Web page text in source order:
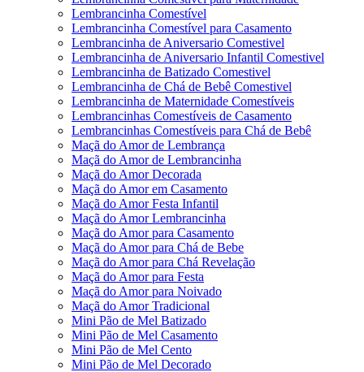
Lembrancinha Comestível
Lembrancinha Comestível para Casamento
Lembrancinha de Aniversario Comestivel
Lembrancinha de Aniversario Infantil Comestivel
Lembrancinha de Batizado Comestivel
Lembrancinha de Chá de Bebê Comestivel
Lembrancinha de Maternidade Comestíveis
Lembrancinhas Comestíveis de Casamento
Lembrancinhas Comestíveis para Chá de Bebê
Maçã do Amor de Lembrança
Maçã do Amor de Lembrancinha
Maçã do Amor Decorada
Maçã do Amor em Casamento
Maçã do Amor Festa Infantil
Maçã do Amor Lembrancinha
Maçã do Amor para Casamento
Maçã do Amor para Chá de Bebe
Maçã do Amor para Chá Revelação
Maçã do Amor para Festa
Maçã do Amor para Noivado
Maçã do Amor Tradicional
Mini Pão de Mel Batizado
Mini Pão de Mel Casamento
Mini Pão de Mel Cento
Mini Pão de Mel Decorado